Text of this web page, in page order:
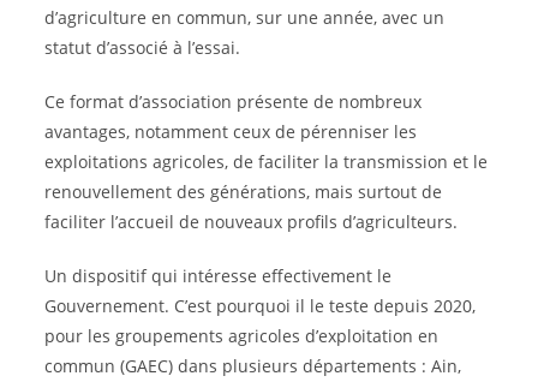
d’agriculture en commun, sur une année, avec un
statut d’associé à l’essai.
Ce format d’association présente de nombreux
avantages, notamment ceux de pérenniser les
exploitations agricoles, de faciliter la transmission et le
renouvellement des générations, mais surtout de
faciliter l’accueil de nouveaux profils d’agriculteurs.
Un dispositif qui intéresse effectivement le
Gouvernement. C’est pourquoi il le teste depuis 2020,
pour les groupements agricoles d’exploitation en
commun (GAEC) dans plusieurs départements : Ain,